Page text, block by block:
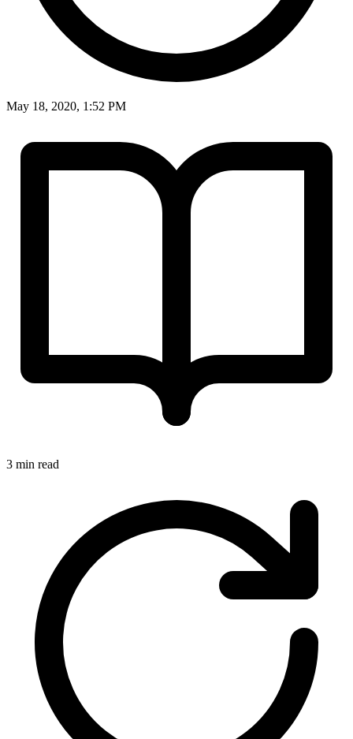
May 18, 2020, 1:52 PM
3 min read